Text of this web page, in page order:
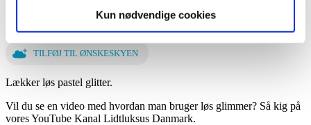
Kun nødvendige cookies
Blå Pastel Glimmer 5g antal
Tilføj til kurv
TILFØJ TIL ØNSKESKYEN
Lækker løs pastel glitter.
Vil du se en video med hvordan man bruger løs glimmer? Så kig på
vores YouTube Kanal Lidtluksus Danmark.